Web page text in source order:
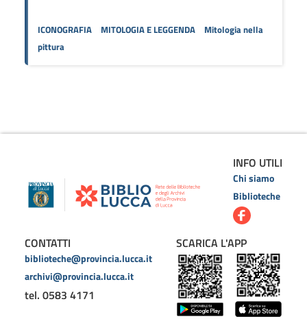
ICONOGRAFIA MITOLOGIA E LEGGENDA
Mitologia nella
pittura
INFO UTILI
Chi siamo
Biblioteche
CONTATTI
biblioteche@provincia.lucca.it
archivi@provincia.lucca.it
tel. 0583 4171
SCARICA L'APP